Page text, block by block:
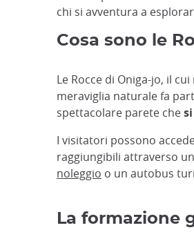
chi si avventura a
Cosa sono le
Le Rocce di Oniga-jo, il
meraviglia naturale fa
spettacolare parete che
I visitatori possono
raggiungibili attraverso
noleggio o un autobus
La formazione